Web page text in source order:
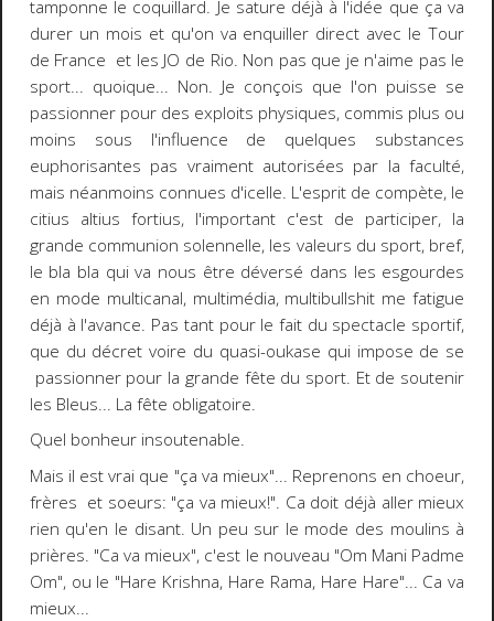
tamponne le coquillard. Je sature déjà à l'idée que ça va
durer un mois et qu'on va enquiller direct avec le Tour
de France et les JO de Rio. Non pas que je n'aime pas le
sport... quoique... Non. Je conçois que l'on puisse se
passionner pour des exploits physiques, commis plus ou
moins sous l'influence de quelques substances
euphorisantes pas vraiment autorisées par la faculté,
mais néanmoins connues d'icelle. L'esprit de compète, le
citius altius fortius, l'important c'est de participer, la
grande communion solennelle, les valeurs du sport, bref,
le bla bla qui va nous être déversé dans les esgourdes
en mode multicanal, multimédia, multibullshit me fatigue
déjà à l'avance. Pas tant pour le fait du spectacle sportif,
que du décret voire du quasi-oukase qui impose de se
passionner pour la grande fête du sport. Et de soutenir
les Bleus... La fête obligatoire.
Quel bonheur insoutenable.
Mais il est vrai que "ça va mieux"... Reprenons en choeur,
frères et soeurs: "ça va mieux!". Ca doit déjà aller mieux
rien qu'en le disant. Un peu sur le mode des moulins à
prières. "Ca va mieux", c'est le nouveau "Om Mani Padme
Om", ou le "Hare Krishna, Hare Rama, Hare Hare"... Ca va
mieux...